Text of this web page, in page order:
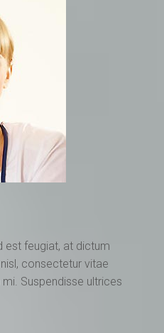
est feugiat, at dictum
consectetur vitae
Suspendisse ultrices